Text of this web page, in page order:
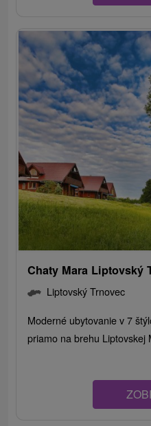
Chaty Mara Liptovský
Liptovský Trnovec
Moderné ubytovanie v 7
priamo na brehu Liptovskej